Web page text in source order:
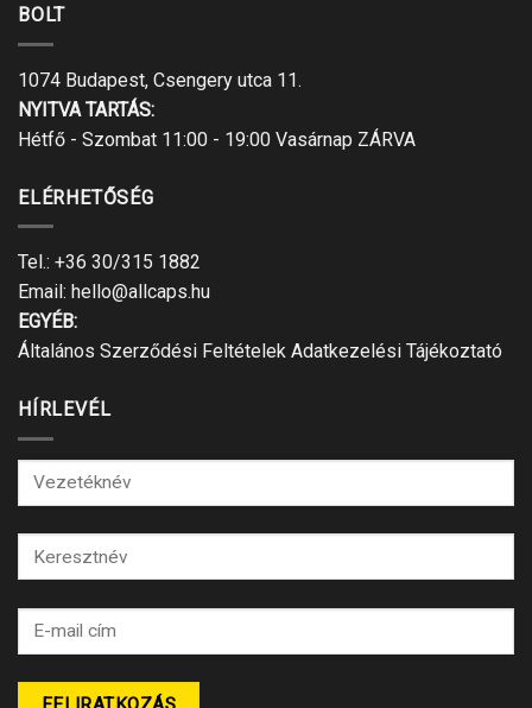
BOLT
1074 Budapest, Csengery utca 11.
NYITVA TARTÁS:
Hétfő - Szombat 11:00 - 19:00 Vasárnap ZÁRVA
ELÉRHETŐSÉG
Tel.: +36 30/315 1882
Email: hello@allcaps.hu
EGYÉB:
Általános Szerződési Feltételek Adatkezelési Tájékoztató
HÍRLEVÉL